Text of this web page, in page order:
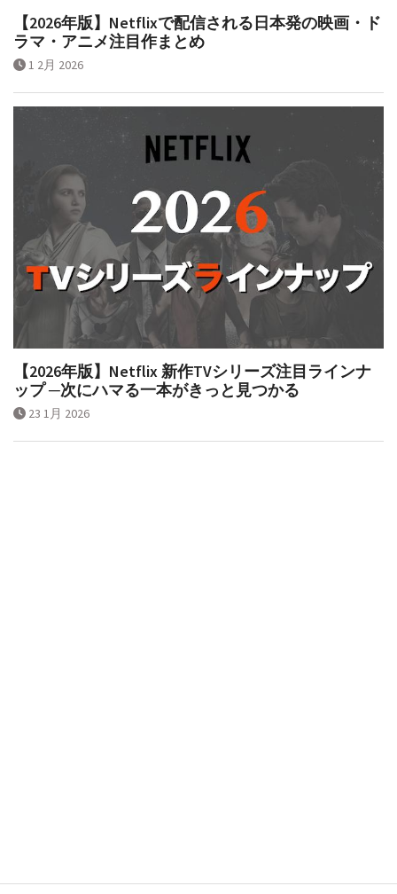
【2026年版】Netflixで配信される日本発の映画・ド
ラマ・アニメ注目作まとめ
1 2月 2026
【2026年版】Netflix 新作TVシリーズ注目ラインナ
ップ ─次にハマる一本がきっと見つかる
23 1月 2026